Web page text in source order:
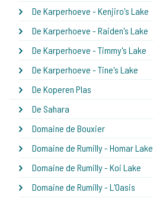
De Karperhoeve - Kenjiro's Lake
De Karperhoeve - Raiden's Lake
De Karperhoeve - Timmy's Lake
De Karperhoeve - Tine's Lake
De Koperen Plas
De Sahara
Domaine de Bouxier
Domaine de Rumilly - Homar Lake
Domaine de Rumilly - Koi Lake
Domaine de Rumilly - L'Oasis